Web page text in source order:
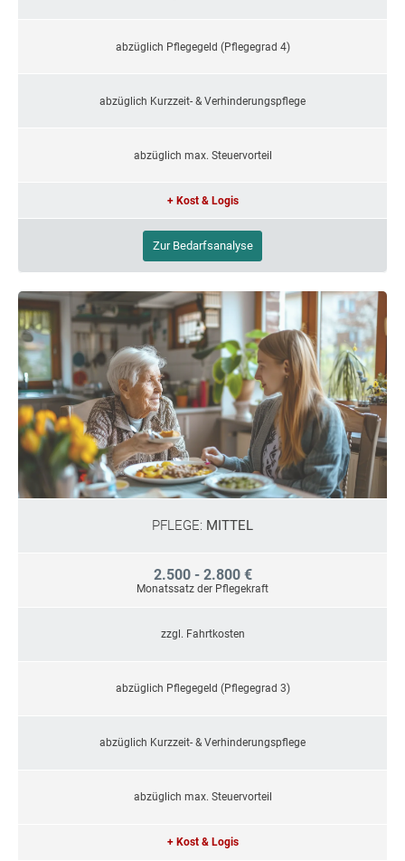
abzüglich Pflegegeld (Pflegegrad 4)
abzüglich Kurzzeit- & Verhinderungspflege
abzüglich max. Steuervorteil
+ Kost & Logis
Zur Bedarfsanalyse
PFLEGE: MITTEL
2.500 - 2.800 €
Monatssatz der Pflegekraft
zzgl. Fahrtkosten
abzüglich Pflegegeld (Pflegegrad 3)
abzüglich Kurzzeit- & Verhinderungspflege
abzüglich max. Steuervorteil
+ Kost & Logis